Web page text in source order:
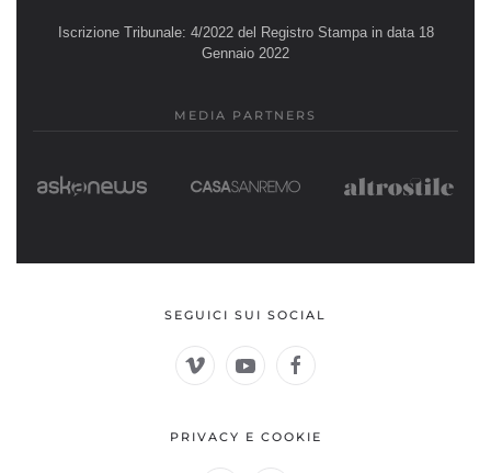
Iscrizione Tribunale: 4/2022 del Registro Stampa in data 18
Gennaio 2022
MEDIA PARTNERS
SEGUICI SUI SOCIAL
PRIVACY E COOKIE